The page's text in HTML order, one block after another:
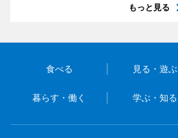
もっと見る
食べる 見る・遊ぶ
暮らす・働く 学ぶ・知る